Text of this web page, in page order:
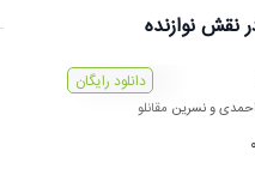
نقشنوازنده
ونسرین مقانلو
دانلود رایگان